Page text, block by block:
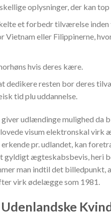
oplysninger, der kan top
et forbedr tilværelse
Vietnam eller Filippinerne,
hvis deres kære.
dedikere resten bor deres
tid plu uddannelse.
udlændinge mulighed da
visum elektronskal
erkende pr. udlandet, kan
gyldigt ægteskabsbevis, heri
man indtil det billedpunkt,
virk ødelægge som 1981.
Udenlandske